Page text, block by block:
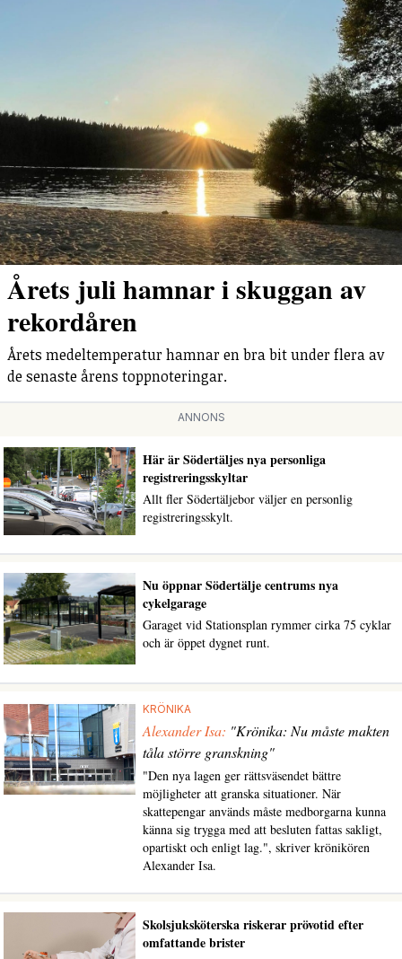
Årets juli hamnar i skuggan av
rekordåren
Årets medeltemperatur hamnar en bra bit under flera av
de senaste årens toppnoteringar.
ANNONS
Här är Södertäljes nya personliga
registreringsskyltar
Allt fler Södertäljebor väljer en personlig
registreringsskylt.
Nu öppnar Södertälje centrums nya
cykelgarage
Garaget vid Stationsplan rymmer cirka 75 cyklar
och är öppet dygnet runt.
KRÖNIKA
Alexander Isa: "Krönika: Nu måste makten
tåla större granskning"
"Den nya lagen ger rättsväsendet bättre
möjligheter att granska situationer. När
skattepengar används måste medborgarna kunna
känna sig trygga med att besluten fattas sakligt,
opartiskt och enligt lag.", skriver krönikören
Alexander Isa.
Skolsjuksköterska riskerar prövotid efter
omfattande brister